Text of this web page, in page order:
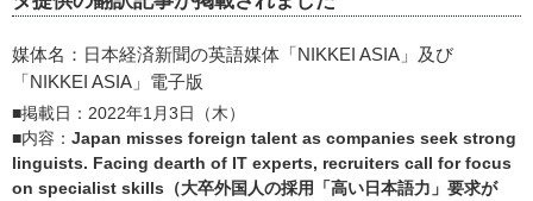
媒体名：日本経済新聞の英語媒体「NIKKEI ASIA」及び
「NIKKEI ASIA」電子版
■掲載日：2022年1月3日（木）
■内容： Japan misses foreign talent as companies seek strong
linguists. Facing dearth of IT experts, recruiters call for focus
on specialist skills（大卒外国人の採用「高い日本語力」要求が